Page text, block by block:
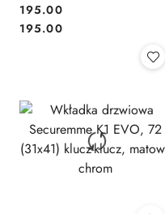
Cena:
195.00
Cena:
195.00